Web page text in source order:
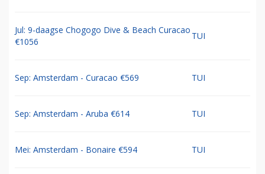
Jul: 9-daagse Chogogo Dive & Beach Curacao
€1056
TUI
Sep: Amsterdam - Curacao €569 TUI
Sep: Amsterdam - Aruba €614 TUI
Mei: Amsterdam - Bonaire €594 TUI